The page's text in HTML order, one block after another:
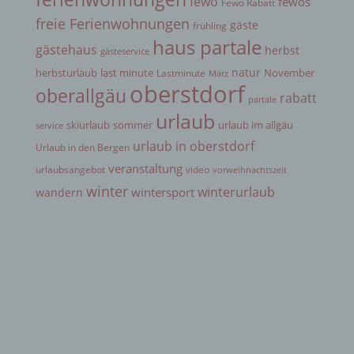
Fewo Rabatt
freie Ferienwohnungen frühling gäste
gästehaus gästeservice haus partale herbst
herbsturlaub last minute Lastminute März natur November
oberallgäu oberstdorf partale rabatt
service skiurlaub sommer urlaub urlaub im allgäu
Urlaub in den Bergen urlaub in oberstdorf
urlaubsangebot veranstaltung video vorweihnachtszeit
wandern winter wintersport winterurlaub
Datenschutzgesetze und anderer Bestimmungen
mit datenschutzrechtlichem Charakter ist die:
Haus Partale Ferienwohnungen GbR
Michael Busse (Geschäftsführer)
Seilergasse 5
Deutschland
083224888